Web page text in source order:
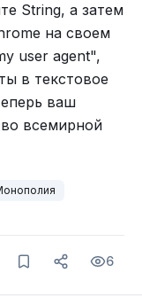
String, а затем
на своем
user agent",
в текстовое
ваш
во всемирной
6